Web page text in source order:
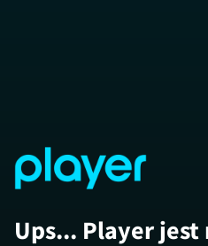
Ups... Player